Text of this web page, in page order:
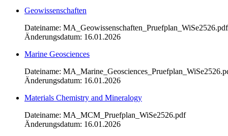
Geowissenschaften
Dateiname: MA_Geowissenschaften_Pruefplan_WiSe2526.pdf
Änderungsdatum: 16.01.2026
Marine Geosciences
Dateiname:
Änderungsdatum: 16.01.2026
Materials Chemistry and Mineralogy
Dateiname: MA_MCM_Pruefplan_WiSe2526.pdf
Änderungsdatum: 16.01.2026